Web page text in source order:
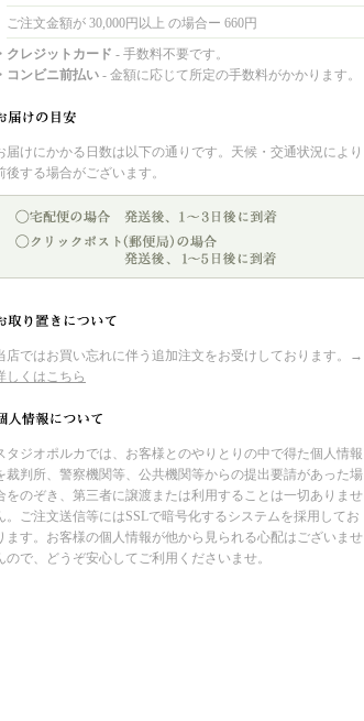
ご注文金額が 30,000円以上 の場合ー 660円
クレジットカード - 手数料不要です。
コンビニ前払い - 金額に応じて所定の手数料がかかります。
届けにかかる日数は以下の通りです。天候・交通状況により
後する場合がございます。
店ではお買い忘れに伴う追加注文をお受けしております。→
しくはこちら
タジオポルカでは、お客様とのやりとりの中で得た個人情報
裁判所、警察機関等、公共機関等からの提出要請があった場
をのぞき、第三者に譲渡または利用することは一切ありませ
。ご注文送信等にはSSLで暗号化するシステムを採用してお
ます。お客様の個人情報が他から見られる心配はございませ
ので、どうぞ安心してご利用くださいませ。